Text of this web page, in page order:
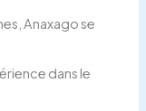
Anaxago se
dans le